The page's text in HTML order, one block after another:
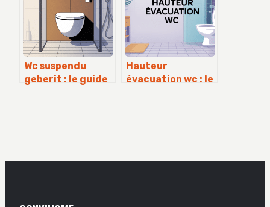
Wc suspendu
geberit : le guide
Hauteur
évacuation wc : le